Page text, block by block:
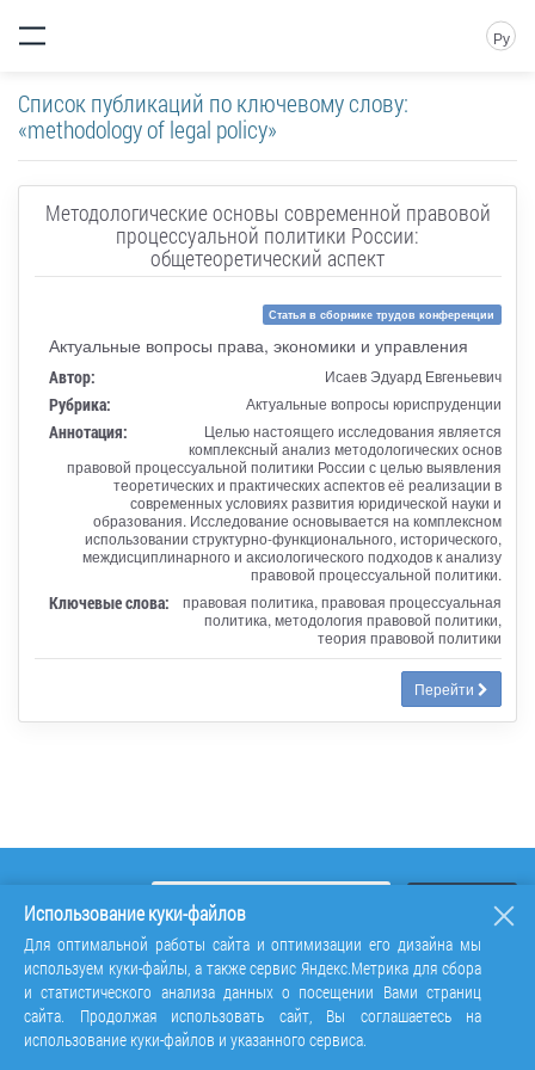
Ру
Список публикаций по ключевому слову:
«methodology of legal policy»
Методологические основы современной правовой
процессуальной политики России:
общетеоретический аспект
Статья в сборнике трудов конференции
Актуальные вопросы права, экономики и управления
Автор: Исаев Эдуард Евгеньевич
Рубрика: Актуальные вопросы юриспруденции
Аннотация:
Целью настоящего исследования является
комплексный анализ методологических основ
правовой процессуальной политики России с целью выявления
теоретических и практических аспектов её реализации в
современных условиях развития юридической науки и
образования. Исследование основывается на комплексном
использовании структурно-функционального, исторического,
междисциплинарного и аксиологического подходов к анализу
правовой процессуальной политики.
Ключевые слова:
правовая политика, правовая процессуальная
политика, методология правовой политики,
теория правовой политики
Перейти
Использование куки-файлов
Для оптимальной работы сайта и оптимизации его дизайна мы
используем куки-файлы, а также сервис Яндекс.Метрика для сбора
и статистического анализа данных о посещении Вами страниц
сайта. Продолжая использовать сайт, Вы соглашаетесь на
использование куки-файлов и указанного сервиса.